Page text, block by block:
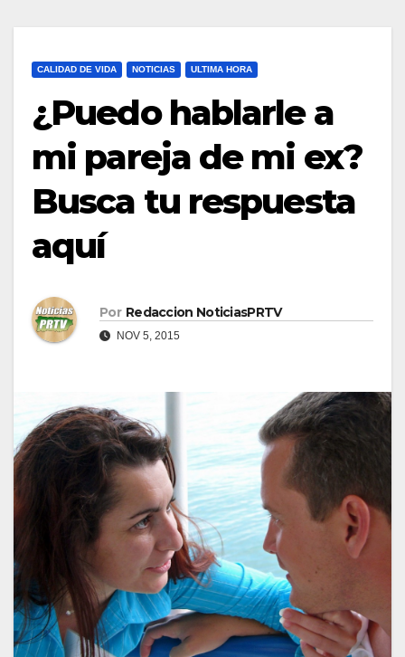
CALIDAD DE VIDA NOTICIAS ULTIMA HORA
¿Puedo hablarle a
mi pareja de mi ex?
Busca tu respuesta
aquí
Por Redaccion NoticiasPRTV
NOV 5, 2015